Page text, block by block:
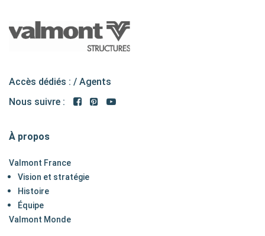
Accès dédiés : / Agents
Nous suivre :
À propos
Valmont France
Vision et stratégie
Histoire
Équipe
Valmont Monde